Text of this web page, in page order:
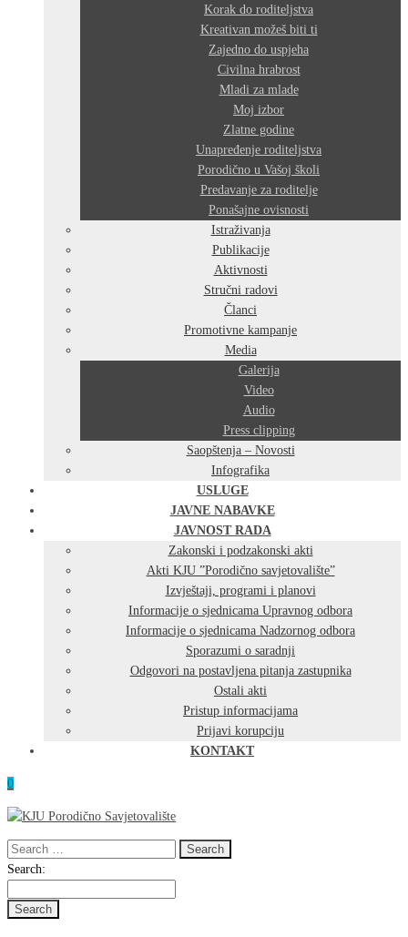
Korak do roditeljstva
Kreativan možeš biti ti
Zajedno do uspjeha
Civilna hrabrost
Mladi za mlade
Moj izbor
Zlatne godine
Unapređenje roditeljstva
Porodično u Vašoj školi
Predavanje za roditelje
Ponašajne ovisnosti
Istraživanja
Publikacije
Aktivnosti
Stručni radovi
Članci
Promotivne kampanje
Media
Galerija
Video
Audio
Press clipping
Saopštenja – Novosti
Infografika
USLUGE
JAVNE NABAVKE
JAVNOST RADA
Zakonski i podzakonski akti
Akti KJU ”Porodično savjetovalište”
Izvještaji, programi i planovi
Informacije o sjednicama Upravnog odbora
Informacije o sjednicama Nadzornog odbora
Sporazumi o saradnji
Odgovori na postavljena pitanja zastupnika
Ostali akti
Pristup informacijama
Prijavi korupciju
KONTAKT
0
Search
for:
Search
Search: